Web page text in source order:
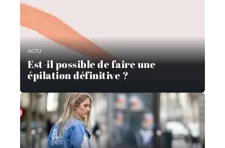
ACTU
Est-il possible de faire une
épilation définitive ?